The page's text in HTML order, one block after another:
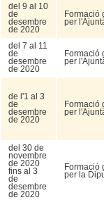
del 9 al 10
de
desembre
de 2020
Formació
per
del 7 al 11
de
desembre
de 2020
Formació
per
de l'1 al 3
de
desembre
de 2020
Formació
per
del 30 de
novembre
de 2020
fins al 3
de
desembre
de 2020
Formació
per la